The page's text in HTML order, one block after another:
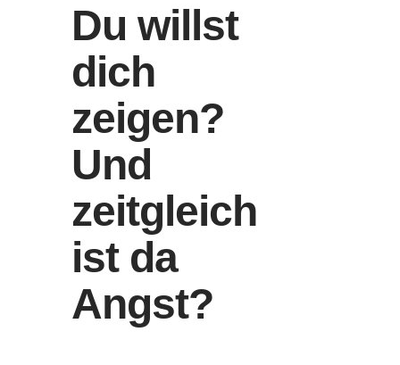
Du willst
dich
zeigen?
Und
zeitgleich
ist da
Angst?